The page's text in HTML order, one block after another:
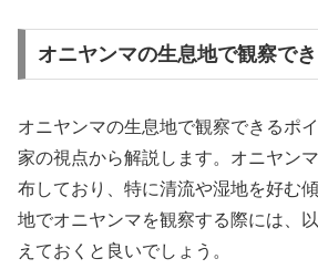
オニヤンマの生息地で観察で
オニヤンマの生息地で観察できるポ
家の視点から解説します。オニヤン
布しており、特に清流や湿地を好む
地でオニヤンマを観察する際には、
えておくと良いでしょう。